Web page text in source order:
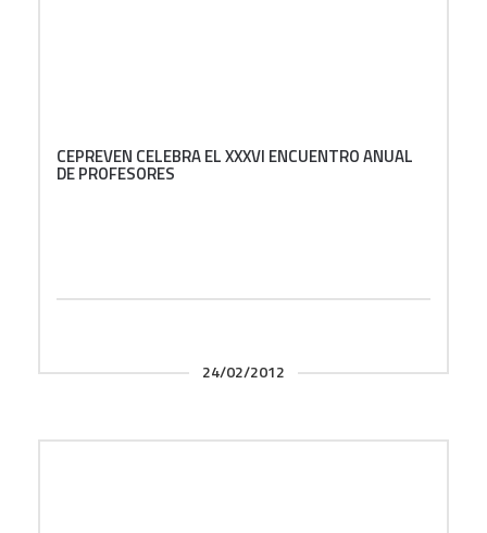
CEPREVEN CELEBRA EL XXXVI ENCUENTRO ANUAL
DE PROFESORES
24/02/2012